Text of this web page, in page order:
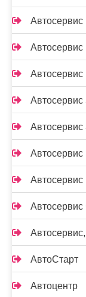
Автосервис
Автосервис
Автосервис
Автосервис
Автосервис
Автосервис
АвтоСтарт
Автоцентр